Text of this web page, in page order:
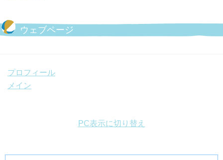
ウェブページ
プロフィール
メイン
PC表示に切り替え